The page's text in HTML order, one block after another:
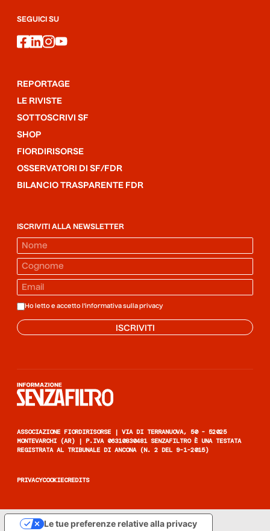
SEGUICI SU
facebook
linkedin
instagram
youtube
REPORTAGE
LE RIVISTE
SOTTOSCRIVI SF
SHOP
FIORDIRISORSE
OSSERVATORI DI SF/FDR
BILANCIO TRASPARENTE FDR
ISCRIVITI ALLA NEWSLETTER
Ho letto e accetto l'informativa sulla privacy
ISCRIVITI
ASSOCIAZIONE FIORDIRISORSE | VIA DI TERRANUOVA, 50 - 52025
MONTEVARCHI (AR) | P.IVA 06310830481 SENZAFILTRO È UNA TESTATA
REGISTRATA AL TRIBUNALE DI ANCONA (N. 2 DEL 9-1-2015)
PRIVACYCOOKIECREDITS
Le tue preferenze relative alla privacy